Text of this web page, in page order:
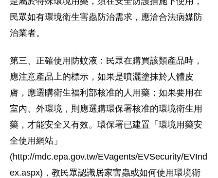
民眾如有環境衛生害蟲防治需求，應洽合法病媒防
治業者。
第三、正確使用防蚊液：民眾在購買該類產品時，
應注意產品上的標示，如果是噴灑塗抹於人體皮
膚，應選購衛生福利部核准的人用藥；如果要用在
室內、外環境，則應選購環保署核准的環境衛生用
藥，才能安全又有效。環保署已建置「環境用藥安
全使用網站」
(http://mdc.epa.gov.tw/EVagents/EVSecurity/EVInd
ex.aspx)，教民眾認識居家害蟲或如何使用環境衛